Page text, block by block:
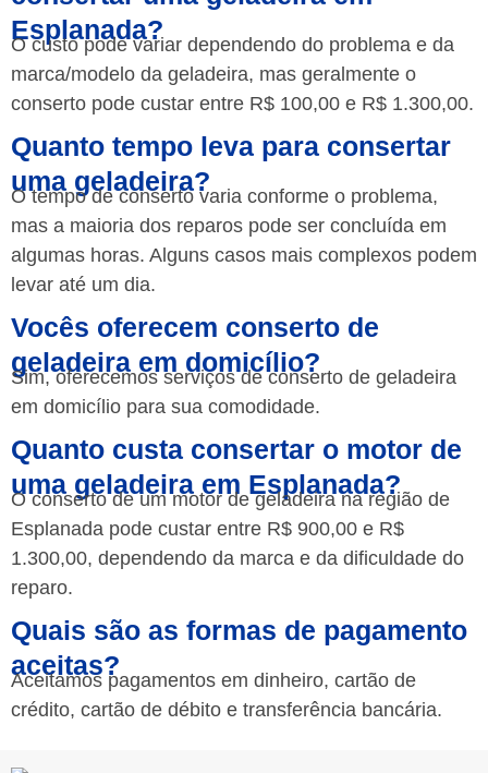
Esplanada?
O custo pode variar dependendo do problema e da
marca/modelo da geladeira, mas geralmente o
conserto pode custar entre R$ 100,00 e R$ 1.300,00.
Quanto tempo leva para consertar
uma geladeira?
O tempo de conserto varia conforme o problema,
mas a maioria dos reparos pode ser concluída em
algumas horas. Alguns casos mais complexos podem
levar até um dia.
Vocês oferecem conserto de
geladeira em domicílio?
Sim, oferecemos serviços de conserto de geladeira
em domicílio para sua comodidade.
Quanto custa consertar o motor de
uma geladeira em Esplanada?
O conserto de um motor de geladeira na região de
Esplanada pode custar entre R$ 900,00 e R$
1.300,00, dependendo da marca e da dificuldade do
reparo.
Quais são as formas de pagamento
aceitas?
Aceitamos pagamentos em dinheiro, cartão de
crédito, cartão de débito e transferência bancária.